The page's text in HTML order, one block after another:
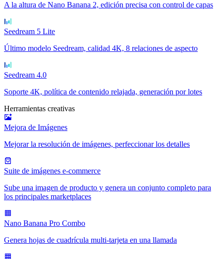
A la altura de Nano Banana 2, edición precisa con control de capas
Seedream 5 Lite
Último modelo Seedream, calidad 4K, 8 relaciones de aspecto
Seedream 4.0
Soporte 4K, política de contenido relajada, generación por lotes
Herramientas creativas
Mejora de Imágenes
Mejorar la resolución de imágenes, perfeccionar los detalles
Suite de imágenes e-commerce
Sube una imagen de producto y genera un conjunto completo para
los principales marketplaces
Nano Banana Pro Combo
Genera hojas de cuadrícula multi-tarjeta en una llamada